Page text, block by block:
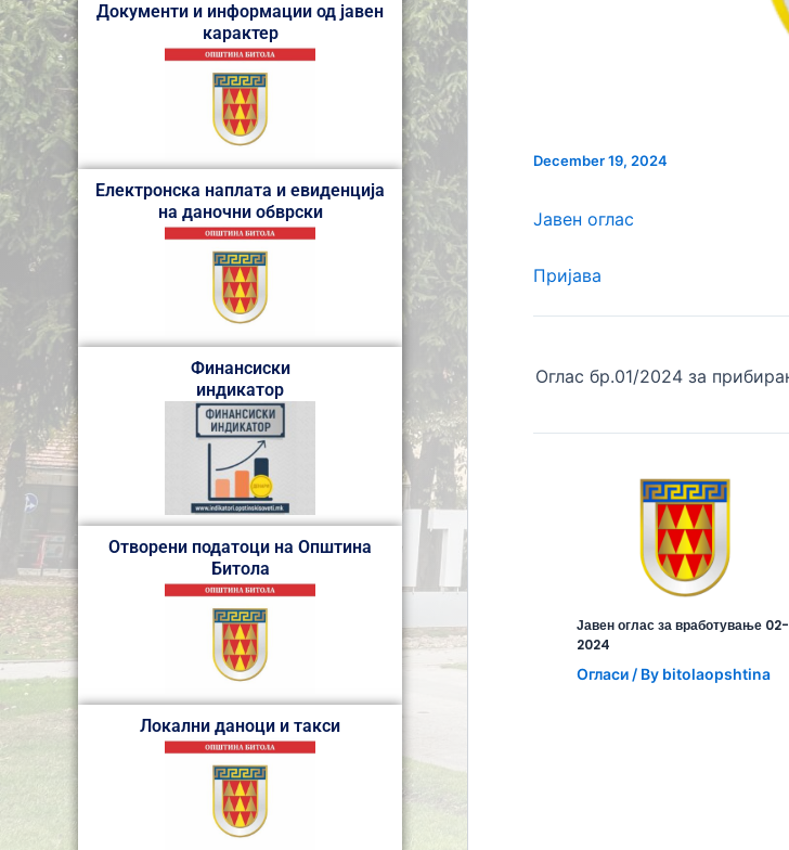
Документи и информации од јавен
карактер
Електронска наплата и евиденција
на даночни обврски
Финансиски
индикатор
Отворени податоци на Општина
Битола
Локални даноци и такси
December 19, 2024
Јавен оглас
Пријава
Јавен оглас за вработување 02-
2024
Огласи / By bitolaopshtina